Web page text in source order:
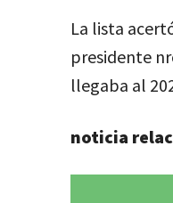
La lista
presidente
llegaba al
noticia